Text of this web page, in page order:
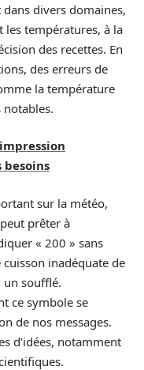
divers domaines,
températures, à la
des recettes. En
des erreurs de
la température
notables.
besoins
sur la météo,
prêter à
« 200 » sans
inadéquate de
un soufflé.
ce symbole se
de nos messages.
d’idées, notamment